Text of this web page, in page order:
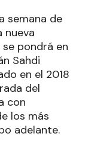
semana de
nueva
pondrá en
Sahdi
en el 2018
del
con
los más
adelante.